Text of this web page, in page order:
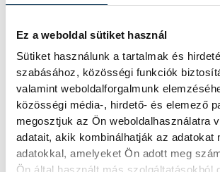
Ez a weboldal sütiket használ
Sütiket használunk a tartalmak és
szabásához, közösségi funkciók
valamint weboldalforgalmunk
közösségi média-, hirdető- és elemező
megosztjuk az Ön weboldalhasználatra
adatait, akik kombinálhatják az adatokat
adatokkal, amelyeket Ön adott meg
Férfi futsal felkészülési
Magyarország–San
(3-1)
Magyarország:
– Rábl János, Harnisch
Hajmási, Dróth